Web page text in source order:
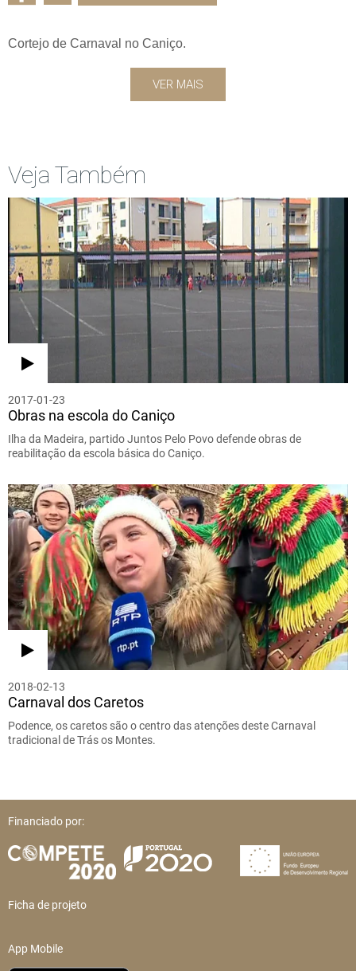
Cortejo de Carnaval no Caniço.
VER MAIS
Veja Também
2017-01-23
Obras na escola do Caniço
Ilha da Madeira, partido Juntos Pelo Povo defende obras de
reabilitação da escola básica do Caniço.
2018-02-13
Carnaval dos Caretos
Podence, os caretos são o centro das atenções deste Carnaval
tradicional de Trás os Montes.
Financiado por:
Ficha de projeto
App Mobile